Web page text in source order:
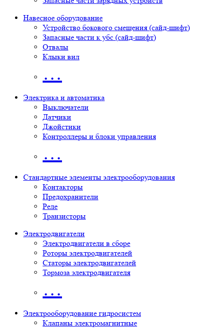
Навесное оборудование
Устройство бокового смещения (сайд-шифт)
Запасные части к убс (сайд-шифт)
Отвалы
Клыки вил
…
Электрика и автоматика
Выключатели
Датчики
Джойстики
Контроллеры и блоки управления
…
Стандартные элементы электрооборудования
Контакторы
Предохранители
Реле
Транзисторы
Электродвигатели
Электродвигатели в сборе
Роторы электродвигателей
Статоры электродвигателей
Тормоза электродвигателя
…
Электрооборудование гидросистем
Клапаны электромагнитные